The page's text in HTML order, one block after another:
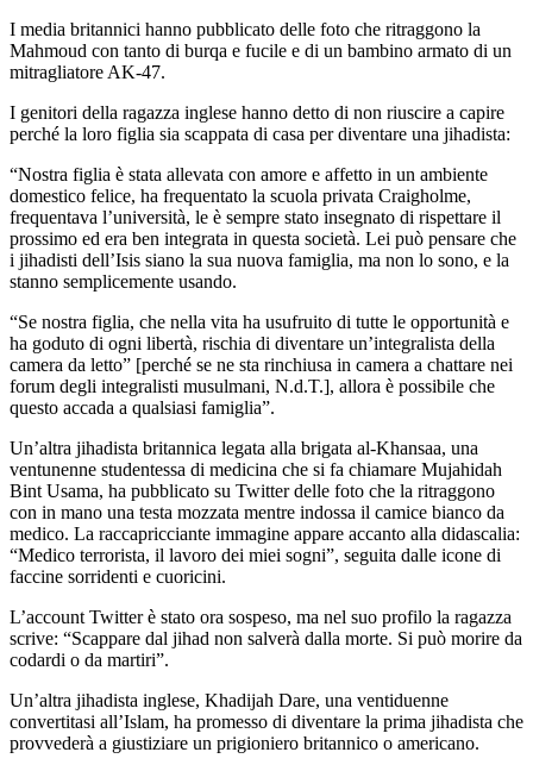
I media britannici hanno pubblicato delle foto che ritraggono la
Mahmoud con tanto di burqa e fucile e di un bambino armato di un
mitragliatore AK-47.
I genitori della ragazza inglese hanno detto di non riuscire a capire
perché la loro figlia sia scappata di casa per diventare una jihadista:
“Nostra figlia è stata allevata con amore e affetto in un ambiente
domestico felice, ha frequentato la scuola privata Craigholme,
frequentava l’università, le è sempre stato insegnato di rispettare il
prossimo ed era ben integrata in questa società. Lei può pensare che
i jihadisti dell’Isis siano la sua nuova famiglia, ma non lo sono, e la
stanno semplicemente usando.
“Se nostra figlia, che nella vita ha usufruito di tutte le opportunità e
ha goduto di ogni libertà, rischia di diventare un’integralista della
camera da letto” [perché se ne sta rinchiusa in camera a chattare nei
forum degli integralisti musulmani, N.d.T.], allora è possibile che
questo accada a qualsiasi famiglia”.
Un’altra jihadista britannica legata alla brigata al-Khansaa, una
ventunenne studentessa di medicina che si fa chiamare Mujahidah
Bint Usama, ha pubblicato su Twitter delle foto che la ritraggono
con in mano una testa mozzata mentre indossa il camice bianco da
medico. La raccapricciante immagine appare accanto alla didascalia:
“Medico terrorista, il lavoro dei miei sogni”, seguita dalle icone di
faccine sorridenti e cuoricini.
L’account Twitter è stato ora sospeso, ma nel suo profilo la ragazza
scrive: “Scappare dal jihad non salverà dalla morte. Si può morire da
codardi o da martiri”.
Un’altra jihadista inglese, Khadijah Dare, una ventiduenne
convertitasi all’Islam, ha promesso di diventare la prima jihadista che
provvederà a giustiziare un prigioniero britannico o americano.